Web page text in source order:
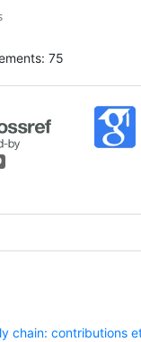
75
chain: contributions